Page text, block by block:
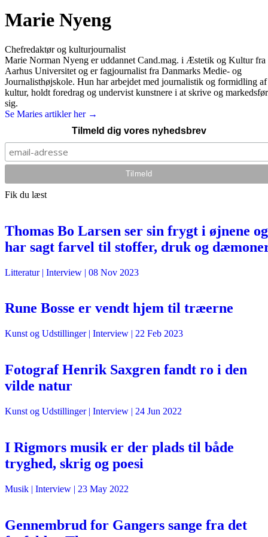
Marie Nyeng
Chefredaktør og kulturjournalist
Marie Norman Nyeng er uddannet Cand.mag. i Æstetik og Kultur fra
Aarhus Universitet og er fagjournalist fra Danmarks Medie- og
Journalisthøjskole. Hun har arbejdet med journalistik og formidling af
kultur, holdt foredrag og undervist kunstnere i at skrive og
sig.
Se Maries artikler her →
Tilmeld dig vores nyhedsbrev
Fik du læst
Thomas Bo Larsen ser sin frygt i øjnene og
har sagt farvel til stoffer, druk og
Litteratur| Interview | 08 Nov 2023
Rune Bosse er vendt hjem til træerne
Kunst og Udstillinger| Interview | 22 Feb 2023
Fotograf Henrik Saxgren fandt ro i den
vilde natur
Kunst og Udstillinger| Interview | 24 Jun 2022
I Rigmors musik er der plads til både
tryghed, skrig og poesi
Musik | Interview | 23 May 2022
Gennembrud for Gangers sange fra det